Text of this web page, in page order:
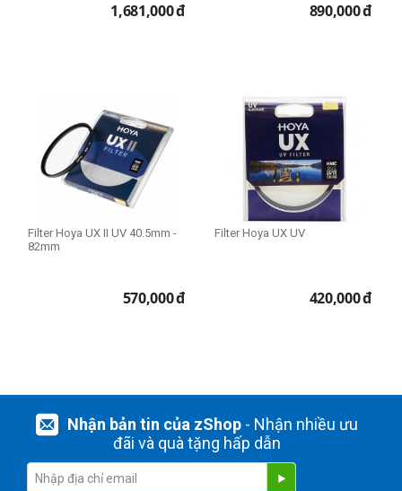
1,681,000đ 890,000đ
Filter Hoya UX II UV 40.5mm -
82mm
570,000đ
Filter Hoya UX UV
420,000đ
Nhận bản tin của zShop- Nhận nhiều ưu
đãi và quà tặng hấp dẫn